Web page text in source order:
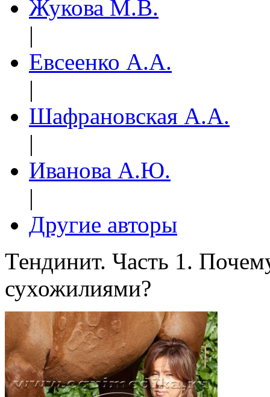
Жукова М.В.
|
Евсеенко А.А.
|
Шафрановская А.А.
|
Иванова А.Ю.
|
Другие авторы
Тендинит. Часть 1.
сухожилиями?